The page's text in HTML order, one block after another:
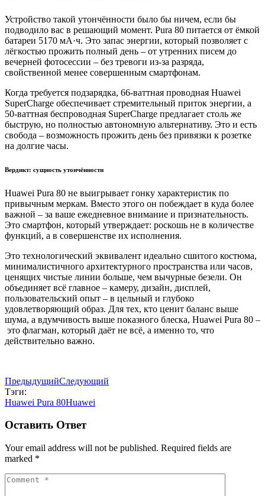
Устройство такой утончённости было бы ничем, если бы
подводило вас в решающий момент. Pura 80 питается от ёмкой
батареи 5170 мА·ч. Это запас энергии, который позволяет с
лёгкостью прожить полный день – от утренних писем до
вечерней фотосессии – без тревоги из-за разряда,
свойственной менее совершенным смартфонам.
Когда требуется подзарядка, 66-ваттная проводная Huawei
SuperCharge обеспечивает стремительный приток энергии, а
50-ваттная беспроводная SuperCharge предлагает столь же
быструю, но полностью автономную альтернативу. Это и есть
свобода – возможность прожить день без привязки к розетке
на долгие часы.
Вердикт: сущность утончённости
Huawei Pura 80 не выигрывает гонку характеристик по
привычным меркам. Вместо этого он побеждает в куда более
важной – за ваше ежедневное внимание и признательность.
Это смартфон, который утверждает: роскошь не в количестве
функций, а в совершенстве их исполнения.
Это технологический эквивалент идеально сшитого костюма,
минималистичного архитектурного пространства или часов,
ценящих чистые линии больше, чем вычурные безели. Он
объединяет всё главное – камеру, дизайн, дисплей,
пользовательский опыт – в цельный и глубоко
удовлетворяющий образ. Для тех, кто ценит баланс выше
шума, а вдумчивость выше показного блеска, Huawei Pura 80 –
это флагман, который даёт не всё, а именно то, что
действительно важно.
ПредыдущийСледующий
Тэги:
Huawei Pura 80Huawei
Оставить Ответ
Your email address will not be published. Required fields are
marked *